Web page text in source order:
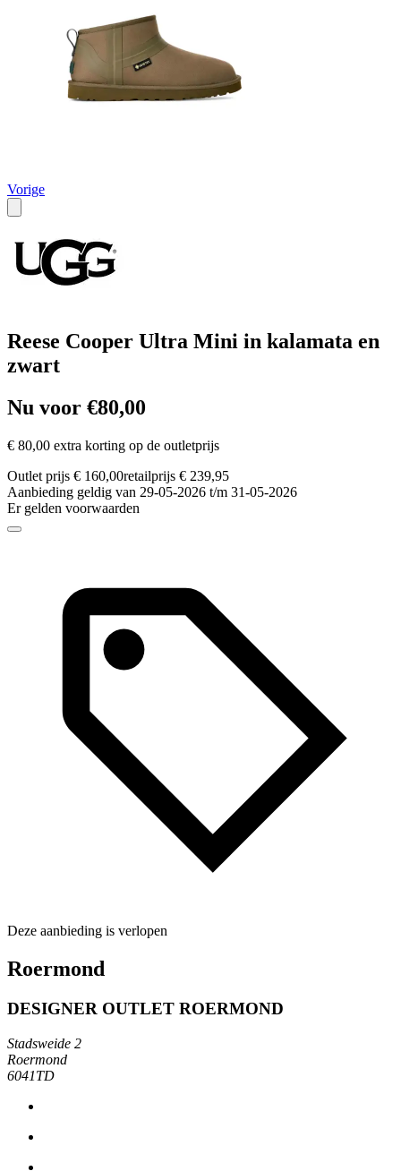
Vorige
Reese Cooper Ultra Mini in kalamata en
zwart
Nu voor €80,00
€ 80,00 extra korting op de outletprijs
Outlet prijs € 160,00retailprijs € 239,95
Aanbieding geldig van 29-05-2026 t/m 31-05-2026
Er gelden voorwaarden
Deze aanbieding is verlopen
Roermond
DESIGNER OUTLET ROERMOND
Stadsweide 2
Roermond
6041TD